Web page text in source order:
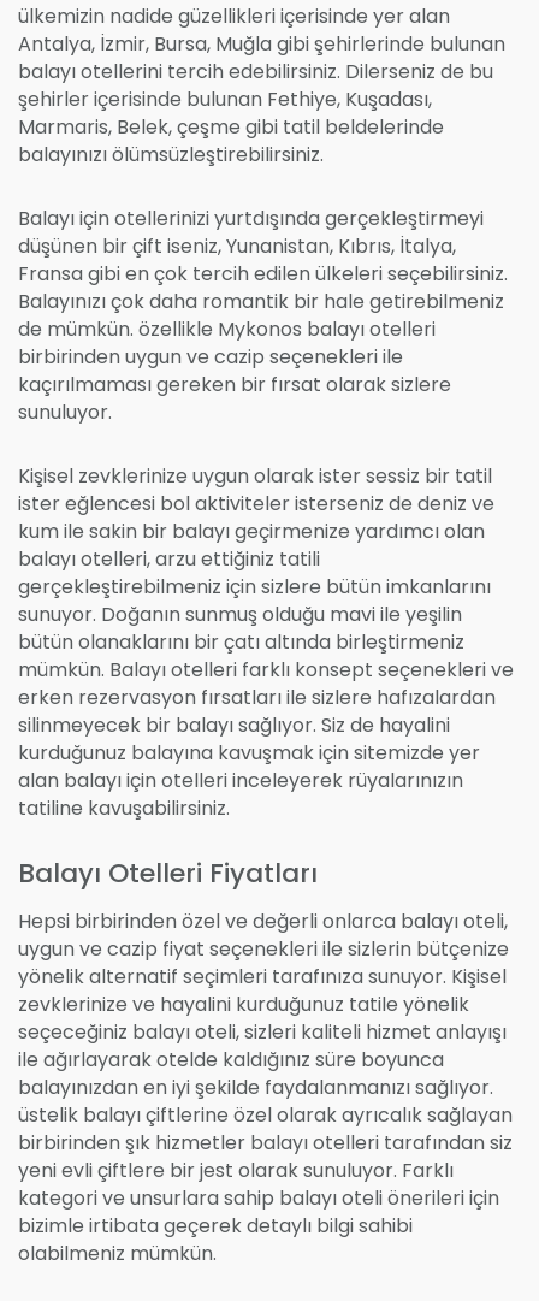
ülkemizin nadide güzellikleri içerisinde yer alan
Antalya, İzmir, Bursa, Muğla gibi şehirlerinde bulunan
balayı otellerini tercih edebilirsiniz. Dilerseniz de bu
şehirler içerisinde bulunan Fethiye, Kuşadası,
Marmaris, Belek, çeşme gibi tatil beldelerinde
balayınızı ölümsüzleştirebilirsiniz.
Balayı için otellerinizi yurtdışında gerçekleştirmeyi
düşünen bir çift iseniz, Yunanistan, Kıbrıs, İtalya,
Fransa gibi en çok tercih edilen ülkeleri seçebilirsiniz.
Balayınızı çok daha romantik bir hale getirebilmeniz
de mümkün. özellikle Mykonos balayı otelleri
birbirinden uygun ve cazip seçenekleri ile
kaçırılmaması gereken bir fırsat olarak sizlere
sunuluyor.
Kişisel zevklerinize uygun olarak ister sessiz bir tatil
ister eğlencesi bol aktiviteler isterseniz de deniz ve
kum ile sakin bir balayı geçirmenize yardımcı olan
balayı otelleri, arzu ettiğiniz tatili
gerçekleştirebilmeniz için sizlere bütün imkanlarını
sunuyor. Doğanın sunmuş olduğu mavi ile yeşilin
bütün olanaklarını bir çatı altında birleştirmeniz
mümkün. Balayı otelleri farklı konsept seçenekleri ve
erken rezervasyon fırsatları ile sizlere hafızalardan
silinmeyecek bir balayı sağlıyor. Siz de hayalini
kurduğunuz balayına kavuşmak için sitemizde yer
alan balayı için otelleri inceleyerek rüyalarınızın
tatiline kavuşabilirsiniz.
Balayı Otelleri Fiyatları
Hepsi birbirinden özel ve değerli onlarca balayı oteli,
uygun ve cazip fiyat seçenekleri ile sizlerin bütçenize
yönelik alternatif seçimleri tarafınıza sunuyor. Kişisel
zevklerinize ve hayalini kurduğunuz tatile yönelik
seçeceğiniz balayı oteli, sizleri kaliteli hizmet anlayışı
ile ağırlayarak otelde kaldığınız süre boyunca
balayınızdan en iyi şekilde faydalanmanızı sağlıyor.
üstelik balayı çiftlerine özel olarak ayrıcalık sağlayan
birbirinden şık hizmetler balayı otelleri tarafından siz
yeni evli çiftlere bir jest olarak sunuluyor. Farklı
kategori ve unsurlara sahip balayı oteli önerileri için
bizimle irtibata geçerek detaylı bilgi sahibi
olabilmeniz mümkün.